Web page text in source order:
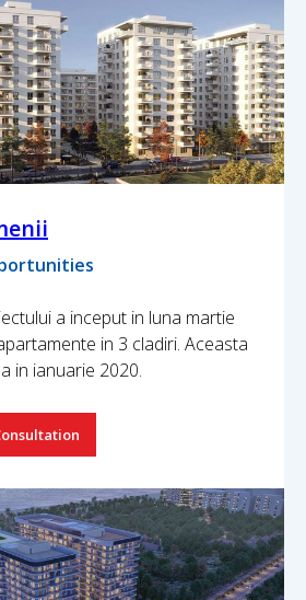
a inceput in luna martie
in 3 cladiri. Aceasta
in ianuarie 2020.